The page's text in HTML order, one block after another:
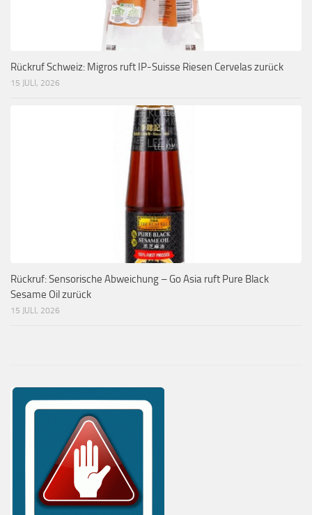
Rückruf Schweiz: Migros ruft IP-Suisse Riesen Cervelas zurück
15 JULI, 2026
Rückruf: Sensorische Abweichung – Go Asia ruft Pure Black
Sesame Oil zurück
15 JULI, 2026